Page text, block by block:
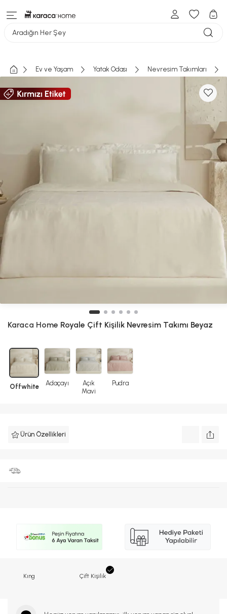
Aradığın Her Şey
Ev ve Yaşam Yatak Odası Nevresim Takımları
Karaca Home Royale Çift Kişilik Nevresim Takımı Beyaz
Offwhite Adaçayı
Açık
Mavi
Pudra
Ürün Özellikleri
Kıng Çift Kişilik